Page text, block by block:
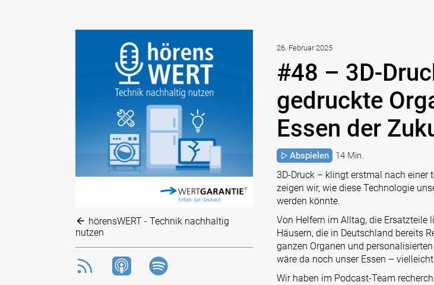
hörensWERT - Technik nachhaltig
nutzen
26. Februar 2025
#48 – 3D-
gedruckte
Essen der
Abspielen 14 Min.
3D-Druck – klingt erstmal nach einer
zeigen wir, wie diese Technologie
werden könnte.
Von Helfern im Alltag, die Ersatzteile
Häusern, die in Deutschland bereits
ganzen Organen und
wäre da noch unser Essen –
Wir haben im Podcast-Team